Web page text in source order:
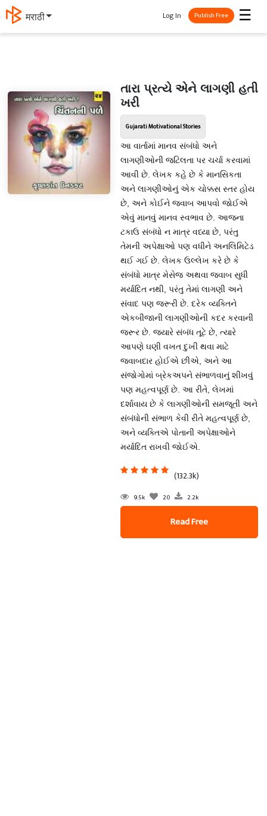
मराठी ☰
Log In Publish Free
તારા પ્રત્યે એને લાગણી હતી
ખરી
Gujarati Motivational Stories
આ વાર્તામાં માનવ સંબંધો અને
લાગણીઓની જટિલતા પર ચર્ચા કરવામાં
આવી છે. લેખક કહે છે કે માનસિકતા
અને લાગણીઓનું એક ચોક્કસ સ્તર હોય
છે, અને કોઈને જવાબ આપવો જોઈએ
એવું માનવું માનવ સ્વભાવ છે. આજના
ટકાઉ સંબંધો ન માત્ર વધ્યા છે, પરંતુ
તેમની અપેક્ષાઓ પણ વધીને અનલિમિટેડ
થઈ ગઈ છે. લેખક ઉલ્લેખ કરે છે કે
સંબંધો માત્ર મેસેજ અથવા જવાબ સુધી
મર્યાદિત નથી, પરંતુ તેમાં લાગણી અને
સંવાદ પણ જરૂરી છે. દરેક વ્યક્તિને
એકબીજાની લાગણીઓની કદર કરવાની
જરૂર છે. જ્યારે સંબંધ તૂટે છે, ત્યારે
આપણે ઘણી વખત દુખી થવા માટે
જવાબદાર હોઈએ છીએ, અને આ
સંજોગોમાં બ્રેકઅપને સંભાળવાનું શીખવું
પણ મહત્વપૂર્ણ છે. આ રીતે, લેખમાં
દર્શાવાય છે કે લાગણીઓની સમજૂતી અને
સંબંધોની સંભાળ કેવી રીતે મહત્વપૂર્ણ છે,
અને વ્યક્તિએ પોતાની અપેક્ષાઓને
મર્યાદિત રાખવી જોઈએ.
(132.3k)
9.5k 20 2.2k
Read Free